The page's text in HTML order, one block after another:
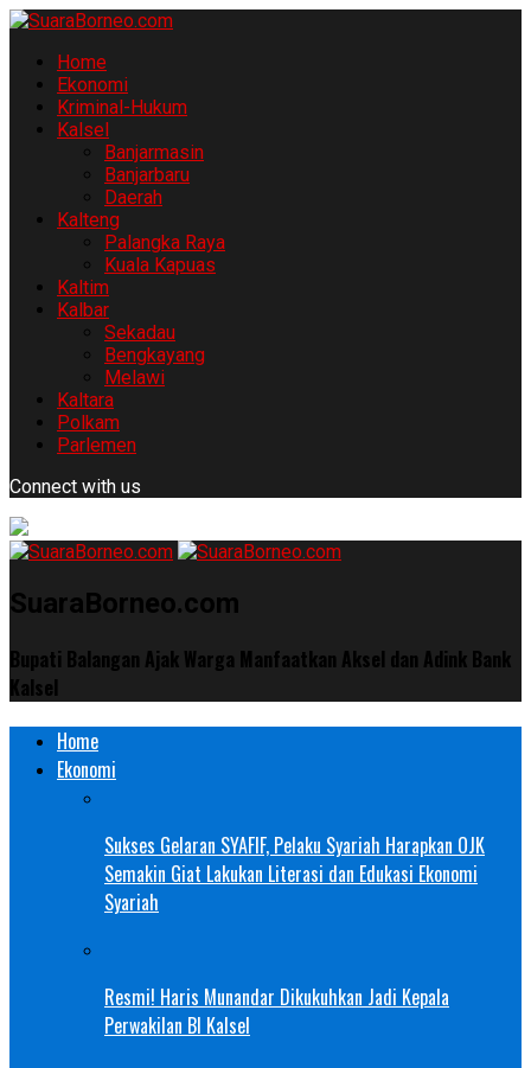
Home
Ekonomi
Kriminal-Hukum
Kalsel
Banjarmasin
Banjarbaru
Daerah
Kalteng
Palangka Raya
Kuala Kapuas
Kaltim
Kalbar
Sekadau
Bengkayang
Melawi
Kaltara
Polkam
Parlemen
Connect with us
SuaraBorneo.com
Bupati Balangan Ajak Warga Manfaatkan Aksel dan Adink Bank
Kalsel
Home
Ekonomi
Sukses Gelaran SYAFIF, Pelaku Syariah Harapkan OJK
Semakin Giat Lakukan Literasi dan Edukasi Ekonomi
Syariah
Resmi! Haris Munandar Dikukuhkan Jadi Kepala
Perwakilan BI Kalsel